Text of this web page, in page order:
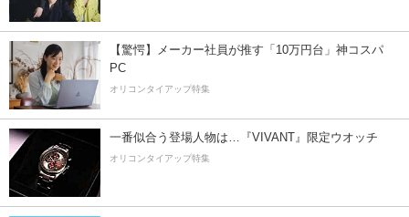
【驚愕】メーカー社員が推す「10万円台」神コスパ
PC
オリコンタイアップ特集
一番似合う登場人物は…『VIVANT』限定ウオッチ
オリコンタイアップ特集